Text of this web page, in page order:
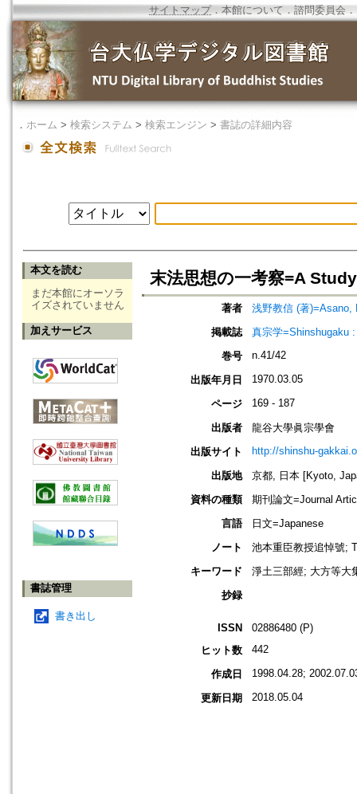
サイトマップ．本館について ． 諮問委員会 ．
． ホーム > 検索システム > 検索エンジン > 書誌の詳細内容
本文を読む
まだ本館にオーソラ
イズされていません
加えサービス
書誌管理
書き出し
末法思想の一考察=A
著者
浅野教信 (著)=Asano,
掲載誌
真宗学=Shinshugaku
巻号
n.41/42
出版年月日 1970.03.05
ページ 169 - 187
出版者
龍谷大學眞宗學會
出版サイト
http://shinshu-
出版地
京都, 日本 [Kyoto,
資料の種類
期刊論文=Journal
言語
日文=Japanese
ノート
池本重臣教授追悼號;
キーワード
淨土三部經; 大方等大
抄録
ISSN
02886480 (P)
ヒット数
442
作成日 1998.04.28;
更新日期 2018.05.04